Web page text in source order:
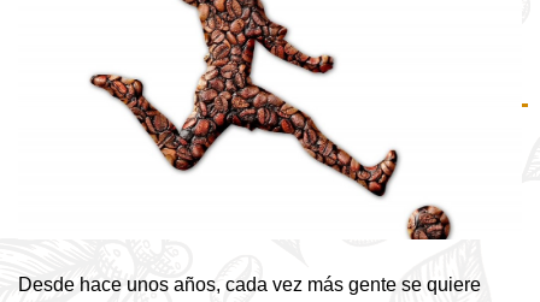
Desde hace unos años, cada vez más gente se quiere